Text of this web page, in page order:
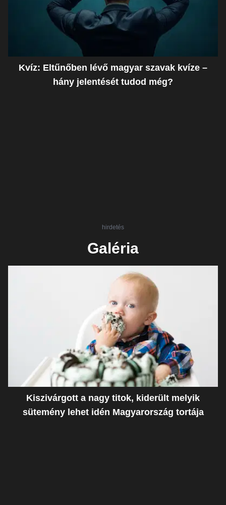
Kvíz: Eltűnőben lévő magyar szavak kvíze –
hány jelentését tudod még?
hirdetés
Galéria
Kiszivárgott a nagy titok, kiderült melyik
sütemény lehet idén Magyarország tortája